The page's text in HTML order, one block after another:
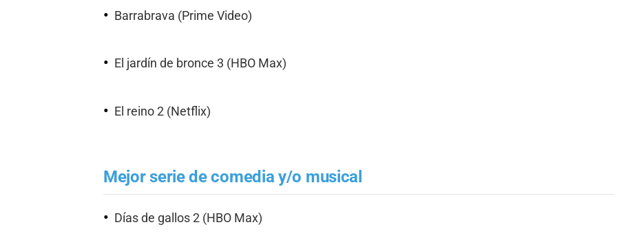
Barrabrava (Prime Video)
El jardín de bronce 3 (HBO Max)
El reino 2 (Netflix)
Mejor serie de comedia y/o musical
Días de gallos 2 (HBO Max)